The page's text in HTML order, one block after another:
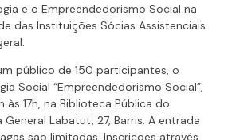
e o Empreendedorismo Social na
das Instituições Sócias Assistenciais
público de 150 participantes, o
Social “Empreendedorismo Social”,
às 17h, na Biblioteca Pública do
General Labatut, 27, Barris. A entrada
são limitadas. Inscrições através